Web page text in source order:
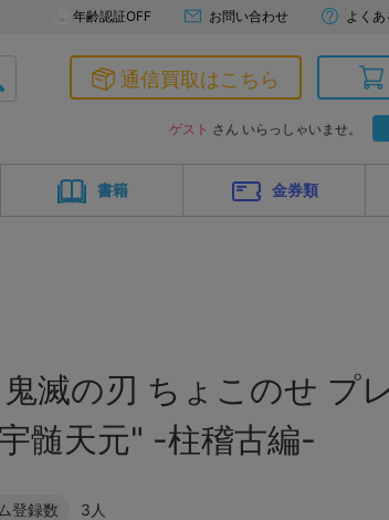
年齢認証OFF お問い合わせ よく
通信買取はこちら
ゲスト さん いらっしゃいませ。
書籍 金券類
鬼滅の刃 ちょこのせ プ
髄天元" -柱稽古編-
登録数 3人